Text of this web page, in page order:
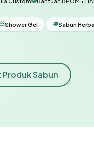
Shower Gel Sabun
Produk Sabun